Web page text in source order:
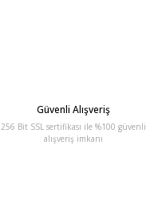
Güvenli Alışveriş
256 Bit SSL sertifikası ile %100 güvenli
alışveriş imkanı